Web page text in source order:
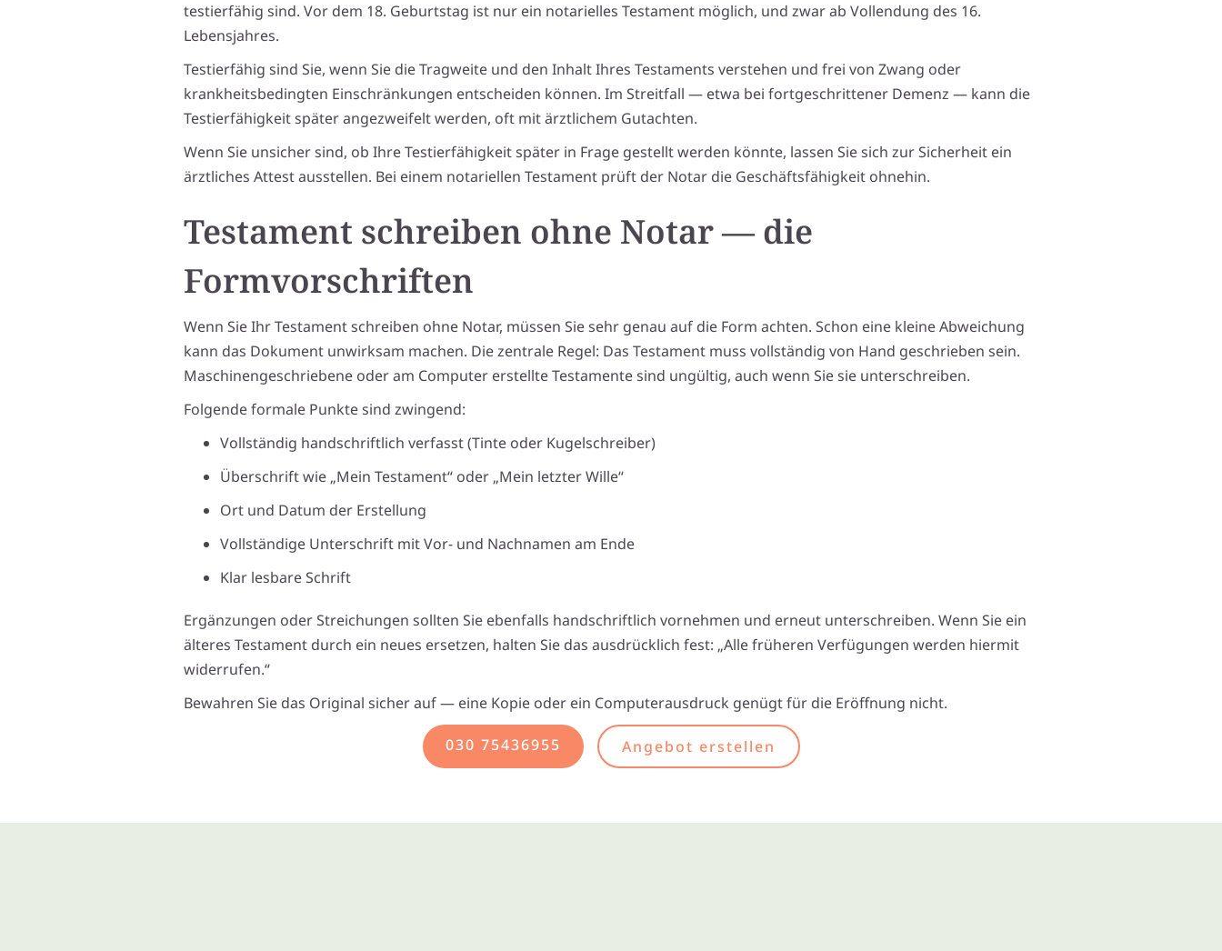
testierfähig sind. Vor dem 18. Geburtstag ist nur ein notarielles Testament möglich, und zwar ab Vollendung des 16.
Lebensjahres.
Testierfähig sind Sie, wenn Sie die Tragweite und den Inhalt Ihres Testaments verstehen und frei von Zwang oder
krankheitsbedingten Einschränkungen entscheiden können. Im Streitfall — etwa bei fortgeschrittener Demenz — kann die
Testierfähigkeit später angezweifelt werden, oft mit ärztlichem Gutachten.
Wenn Sie unsicher sind, ob Ihre Testierfähigkeit später in Frage gestellt werden könnte, lassen Sie sich zur Sicherheit ein
ärztliches Attest ausstellen. Bei einem notariellen Testament prüft der Notar die Geschäftsfähigkeit ohnehin.
Testament schreiben ohne Notar — die
Formvorschriften
Wenn Sie Ihr Testament schreiben ohne Notar, müssen Sie sehr genau auf die Form achten. Schon eine kleine Abweichung
kann das Dokument unwirksam machen. Die zentrale Regel: Das Testament muss vollständig von Hand geschrieben sein.
Maschinengeschriebene oder am Computer erstellte Testamente sind ungültig, auch wenn Sie sie unterschreiben.
Folgende formale Punkte sind zwingend:
Vollständig handschriftlich verfasst (Tinte oder Kugelschreiber)
Überschrift wie „Mein Testament“ oder „Mein letzter Wille“
Ort und Datum der Erstellung
Vollständige Unterschrift mit Vor- und Nachnamen am Ende
Klar lesbare Schrift
Ergänzungen oder Streichungen sollten Sie ebenfalls handschriftlich vornehmen und erneut unterschreiben. Wenn Sie ein
älteres Testament durch ein neues ersetzen, halten Sie das ausdrücklich fest: „Alle früheren Verfügungen werden hiermit
widerrufen.“
Bewahren Sie das Original sicher auf — eine Kopie oder ein Computerausdruck genügt für die Eröffnung nicht.
030 75436955 Angebot erstellen